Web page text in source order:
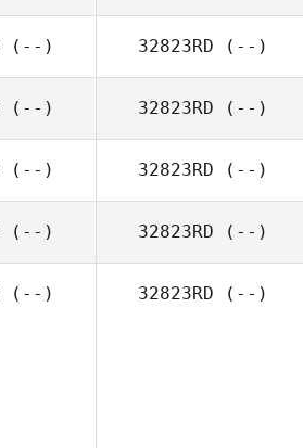
(--) 32823RD (--)
(--) 32823RD (--)
(--) 32823RD (--)
(--) 32823RD (--)
(--) 32823RD (--)